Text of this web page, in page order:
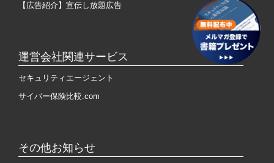
【広告紹介】宣伝し放題広告
運営会社関連サービス
セキュリティエージェント
サイバー保険比較.com
その他お知らせ